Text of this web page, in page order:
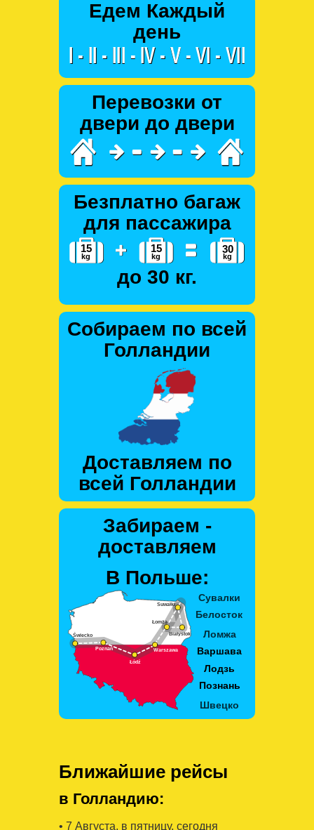
Едем Каждый
день
Перевозки от
двери до двери
Безплатно багаж
для пассажира
до 30 кг.
Собираем по всей
Голландии
Доставляем по
всей Голландии
Забираем -
доставляем
В Польше:
Ближайшие рейсы
в Голландию:
• 7 Августa, в пятницу, сегодня